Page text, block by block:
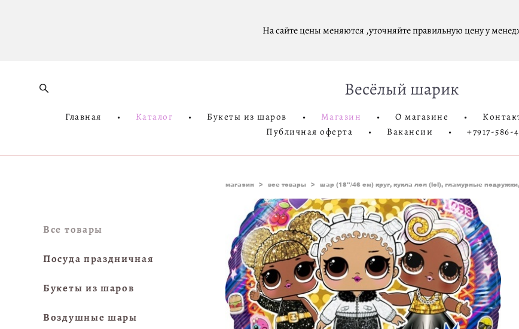
На сайте цены меняются ,уточняйте правильную цену у
Весёлый шарик
Главная • Каталог • Букеты из шаров • Магазин • О магазине •
Публичная оферта
• Вакансии • +7917-586-
Все товары
Посуда праздничная
Букеты из шаров
Воздушные шары
магазин > все товары > шар (18''/46 см) круг, кукла лол (lol), гламурные